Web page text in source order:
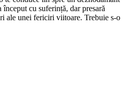
început cu suferință, dar presară
ale unei fericiri viitoare. Trebuie s-o